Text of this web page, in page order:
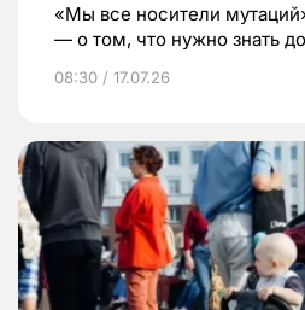
«Мы все носители
— о том, что нужно знать
08:30 / 17.07.26